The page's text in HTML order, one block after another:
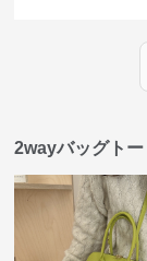
2wayバッグト